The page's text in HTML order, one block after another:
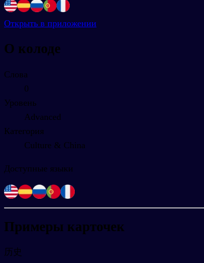
Открыть в приложении
О колоде
Слова
0
Уровень
Advanced
Категория
Culture & China
Доступные языки
Примеры карточек
历史